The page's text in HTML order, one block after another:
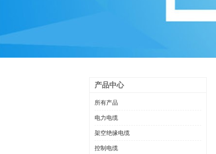
产品中心
所有产品
电力电缆
架空绝缘电缆
控制电缆